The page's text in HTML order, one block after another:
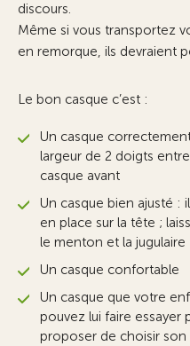
discours.
Même si vous transportez
en remorque, ils devraient
Le bon casque c’est :
Un casque
largeur de 2 doigts
casque avant
Un casque bien ajusté :
en place sur la tête ;
le menton et la jugulaire
Un casque confortable
Un casque que votre
pouvez lui faire essayer
proposer de choisir son